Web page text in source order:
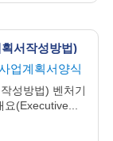
서작성방법)
업계획서양식
성방법) 벤처기
(Executive...